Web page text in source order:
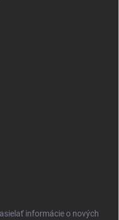
informácie o nových